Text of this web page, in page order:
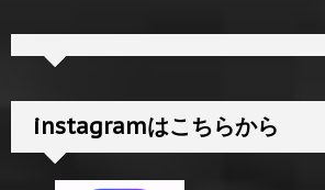
instagramはこちらから